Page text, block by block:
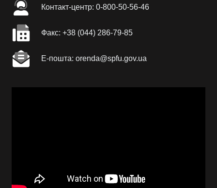
Контакт-центр: 0-800-50-56-46
Факc: +38 (044) 286-79-85
Е-пошта: orenda@spfu.gov.ua